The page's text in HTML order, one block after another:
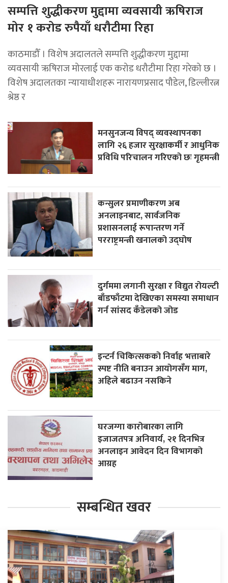
सम्पत्ति शुद्धीकरण मुद्दामा व्यवसायी ऋषिराज
मोर १ करोड रुपैयाँ धरौटीमा रिहा
काठमाडौँ । विशेष अदालतले सम्पत्ति शुद्धीकरण मुद्दामा
व्यवसायी ऋषिराज मोरलाई एक करोड धरौटीमा रिहा गरेको छ ।
विशेष अदालतका न्यायाधीशहरू नारायणप्रसाद पौडेल, डिल्लीरत्न
श्रेष्ठ र
मनसुनजन्य विपद् व्यवस्थापनका
लागि २६ हजार सुरक्षाकर्मी र आधुनिक
प्रविधि परिचालन गरिएको छः गृहमन्त्री
कन्सुलर प्रमाणीकरण अब
अनलाइनबाट, सार्वजनिक
प्रशासनलाई रूपान्तरण गर्ने
परराष्ट्रमन्त्री खनालको उद्घोष
दुर्गममा लगानी सुरक्षा र विद्युत रोयल्टी
बाँडफाँटमा देखिएका समस्या समाधान
गर्न सांसद कँडेलको जोड
इन्टर्न चिकित्सकको निर्वाह भत्ताबारे
स्पष्ट नीति बनाउन आयोगसँग माग,
अहिले बढाउन नसकिने
घरजग्गा कारोबारका लागि
इजाजतपत्र अनिवार्य, २१ दिनभित्र
अनलाइन आवेदन दिन विभागको
आग्रह
सम्बन्धित खवर